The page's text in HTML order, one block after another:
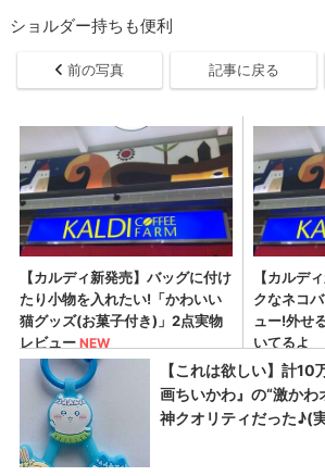
ショルダー持ちも便利
前の写真 記事に戻る